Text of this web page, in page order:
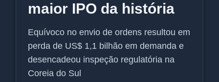
maior IPO da história
Equívoco no envio de ordens resultou em
perda de US$ 1,1 bilhão em demanda e
desencadeou inspeção regulatória na
Coreia do Sul